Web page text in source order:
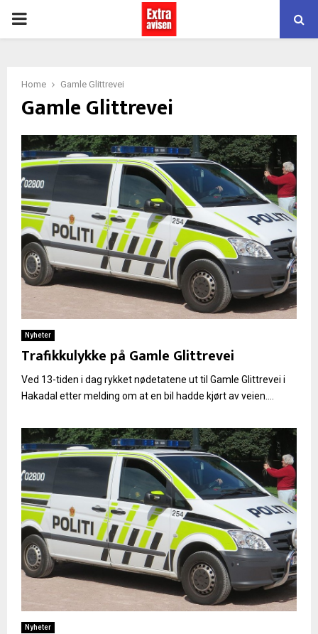
PRIMARY
Home Gamle Glittrevei
Gamle Glittrevei
Nyheter
Trafikkulykke på Gamle Glittrevei
Ved 13-tiden i dag rykket nødetatene ut til Gamle Glittrevei i
Hakadal etter melding om at en bil hadde kjørt av veien....
Nyheter